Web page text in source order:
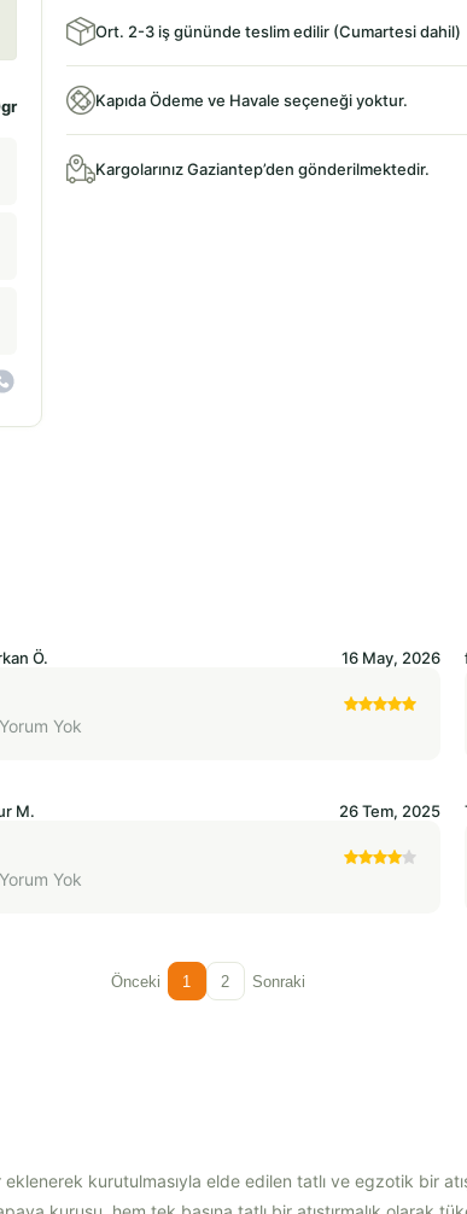
Ort. 2-3 iş gününde teslim edilir (Cumartesi dahil)
Kapıda Ödeme ve Havale seçeneği yoktur.
Kargolarınız Gaziantep’den gönderilmektedir.
Ö. 16 May, 2026
Yorum Yok
M. 26 Tem, 2025
Yorum Yok
Önceki 1 2 Sonraki
kurutulmasıyla elde edilen tatlı ve egzotik bir